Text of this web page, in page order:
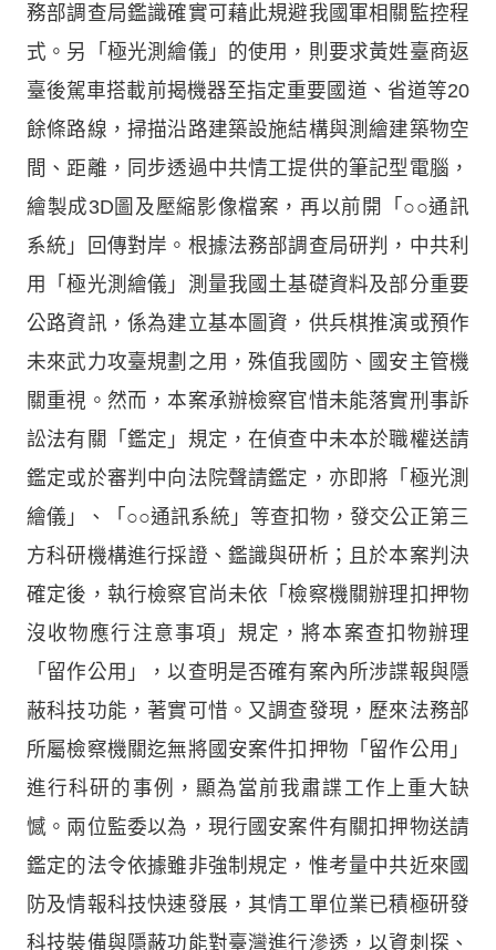
務部調查局鑑識確實可藉此規避我國軍相關監控程
式。另「極光測繪儀」的使用，則要求黃姓臺商返
臺後駕車搭載前揭機器至指定重要國道、省道等20
餘條路線，掃描沿路建築設施結構與測繪建築物空
間、距離，同步透過中共情工提供的筆記型電腦，
繪製成3D圖及壓縮影像檔案，再以前開「○○通訊
系統」回傳對岸。根據法務部調查局研判，中共利
用「極光測繪儀」測量我國土基礎資料及部分重要
公路資訊，係為建立基本圖資，供兵棋推演或預作
未來武力攻臺規劃之用，殊值我國防、國安主管機
關重視。然而，本案承辦檢察官惜未能落實刑事訴
訟法有關「鑑定」規定，在偵查中未本於職權送請
鑑定或於審判中向法院聲請鑑定，亦即將「極光測
繪儀」、「○○通訊系統」等查扣物，發交公正第三
方科研機構進行採證、鑑識與研析；且於本案判決
確定後，執行檢察官尚未依「檢察機關辦理扣押物
沒收物應行注意事項」規定，將本案查扣物辦理
「留作公用」，以查明是否確有案內所涉諜報與隱
蔽科技功能，著實可惜。又調查發現，歷來法務部
所屬檢察機關迄無將國安案件扣押物「留作公用」
進行科研的事例，顯為當前我肅諜工作上重大缺
憾。兩位監委以為，現行國安案件有關扣押物送請
鑑定的法令依據雖非強制規定，惟考量中共近來國
防及情報科技快速發展，其情工單位業已積極研發
科技裝備與隱蔽功能對臺灣進行滲透，以資刺探、